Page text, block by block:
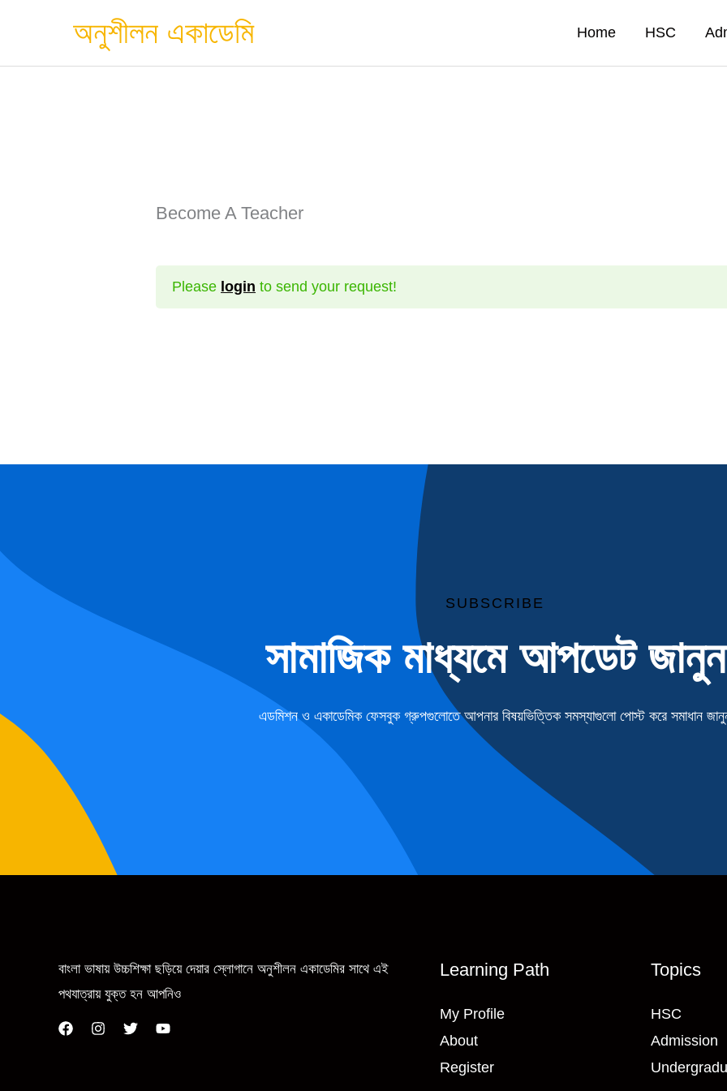
content
অনুশীলন একাডেমি Home HSC
Become A Teacher
Please login to send your request!
SUBSCRIBE
সামাজিক মাধ্যমে আপডেট জানুন
এডমিশন ও একাডেমিক ফেসবুক গ্রুপগুলোতে আপনার বিষয়ভিত্তিক সমস্যাগুলো পোস্ট করে সমাধান
বাংলা ভাষায় উচ্চশিক্ষা ছড়িয়ে দেয়ার স্লোগানে অনুশীলন একাডেমির সাথে এই
পথযাত্রায় যুক্ত হন আপনিও
Learning Path
My Profile
About
Register
Topics
HSC
Admission